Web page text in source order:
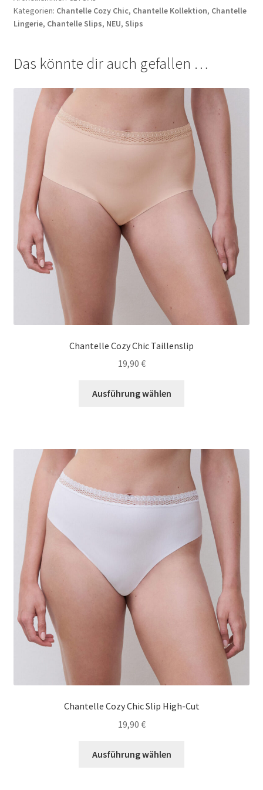
Richtlinie für Rückerstattungen und Rückgaben
Shop
Termini e condizioni generali
Warenkorb
Warenkorb
Widerrufsbelehrung und -formular
Zahlungsarten
Kategorien: Chantelle Cozy Chic, Chantelle Kollektion, Chantelle
Lingerie, Chantelle Slips, NEU, Slips
Das könnte dir auch gefallen …
Chantelle Cozy Chic Taillenslip
19,90 €
Ausführung wählen
auf.
Die
Optionen
können
Produktseite
gewählt
werden
Chantelle Cozy Chic Slip High-Cut
19,90 €
Ausführung wählen